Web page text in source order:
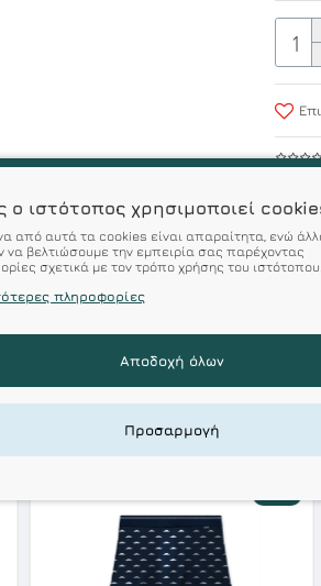
Αντοχή
Προσιτές τιμές
ΠΡΟΪΟΝΤΑ ΕΙΔΑΤΕ
ο ιστότοπος χρησιμοποιεί
από αυτά τα cookies είναι απαραίτητα, ενώ
να βελτιώσουμε την εμπειρία σας παρέχοντας
σχετικά με τον τρόπο χρήσης του ιστότοπου.
πληροφορίες
Αποδοχή όλων
Προσαρμογή